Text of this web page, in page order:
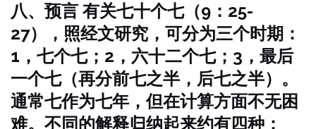
八、预言 有关七十个七（9：25-
27），照经文研究，可分为三个时期：
1，七个七；2，六十二个七；3，最后
一个七（再分前七之半，后七之半）。
通常七作为七年，但在计算方面不无困
难。不同的解释归纳起来约有四种：